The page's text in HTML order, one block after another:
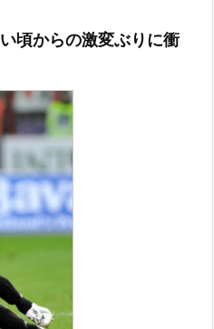
頃からの激変ぶりに衝